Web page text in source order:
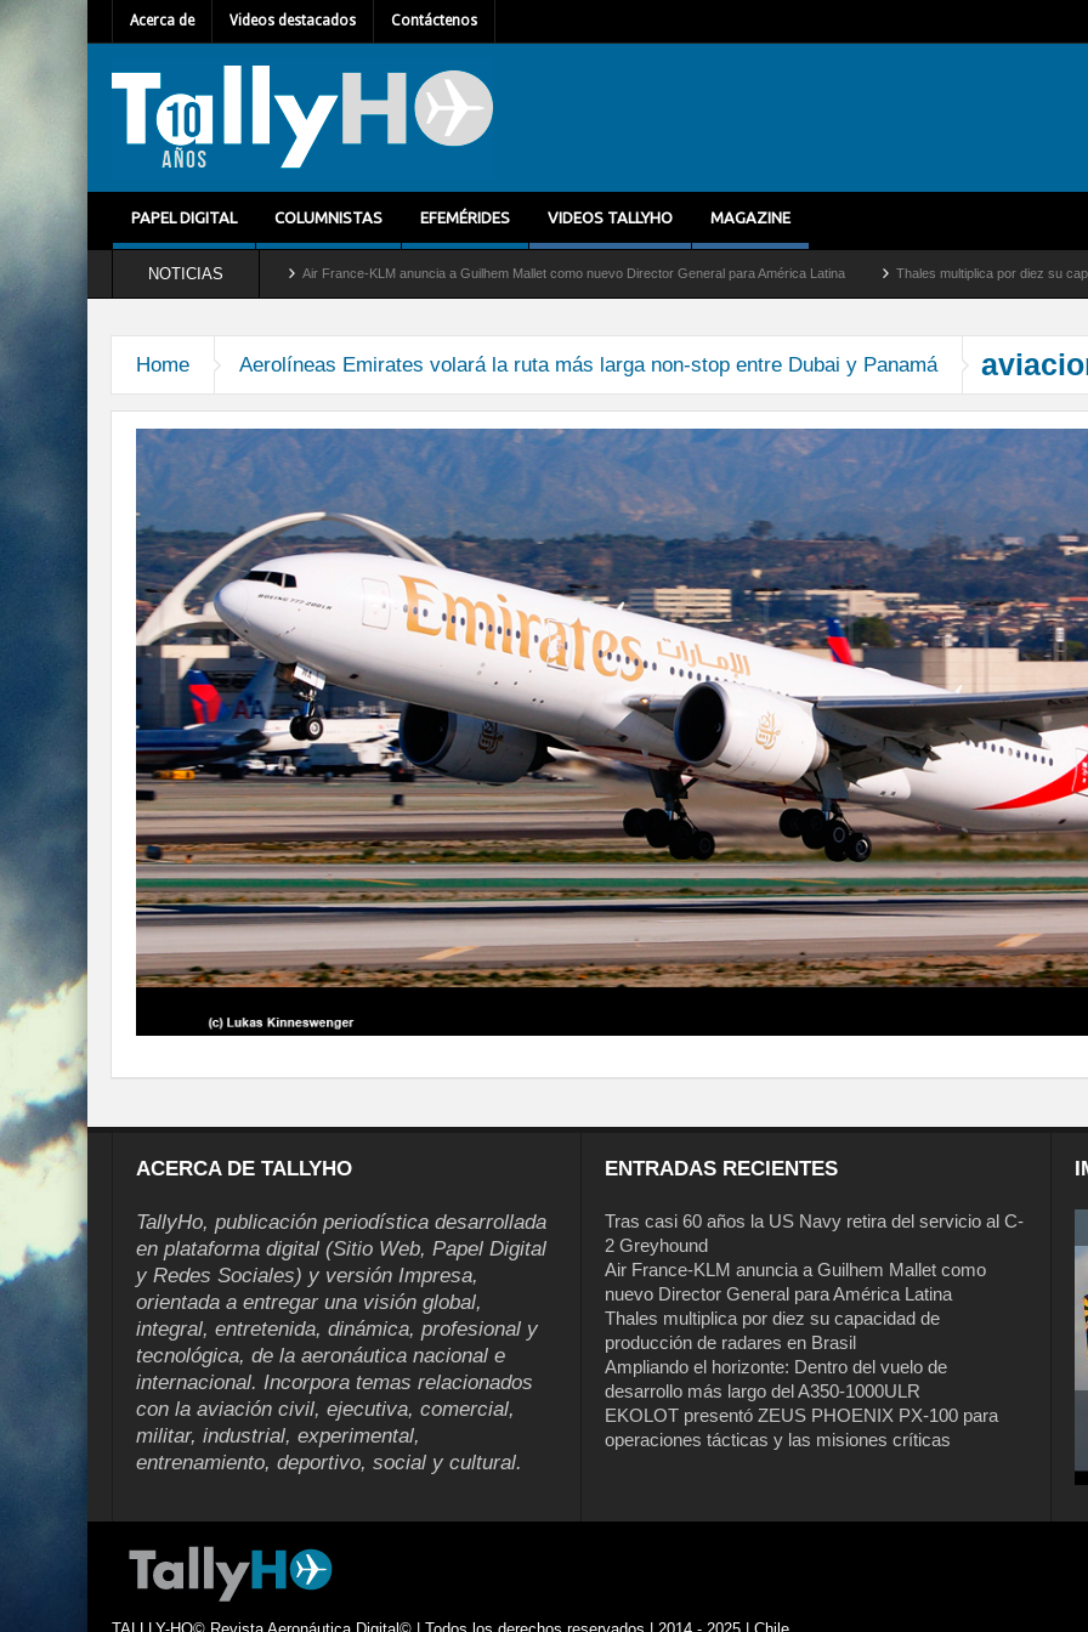
Acerca de Videos destacados Contáctenos
PAPEL DIGITAL COLUMNISTAS EFEMÉRIDES VIDEOS TALLYHO MAGAZINE
NOTICIAS
servicio al C-2 Greyhound Air France-KLM anuncia a Guilhem Mallet como nuevo Director General para América Latina Thales multiplica por diez su capacidad de
Home Aerolíneas Emirates volará la ruta más larga non-stop entre Dubai y Panamá
ACERCA DE TALLYHO
TallyHo, publicación periodística desarrollada
en plataforma digital (Sitio Web, Papel Digital
y Redes Sociales) y versión Impresa,
orientada a entregar una visión global,
integral, entretenida, dinámica, profesional y
tecnológica, de la aeronáutica nacional e
internacional. Incorpora temas relacionados
con la aviación civil, ejecutiva, comercial,
militar, industrial, experimental,
entrenamiento, deportivo, social y cultural.
ENTRADAS RECIENTES
Tras casi 60 años la US Navy retira del servicio al C-
2 Greyhound
Air France-KLM anuncia a Guilhem Mallet como
nuevo Director General para América Latina
Thales multiplica por diez su capacidad de
producción de radares en Brasil
Ampliando el horizonte: Dentro del vuelo de
desarrollo más largo del A350-1000ULR
EKOLOT presentó ZEUS PHOENIX PX-100 para
operaciones tácticas y las misiones críticas
Tras casi 60 años la US Navy retira del
servicio al C-2 Greyhound